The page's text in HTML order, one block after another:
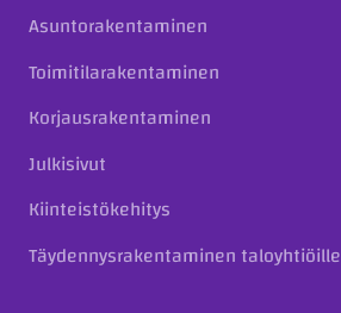
Asuntorakentaminen
Toimitilarakentaminen
Korjausrakentaminen
Julkisivut
Kiinteistökehitys
Täydennysrakentaminen taloyhtiöille